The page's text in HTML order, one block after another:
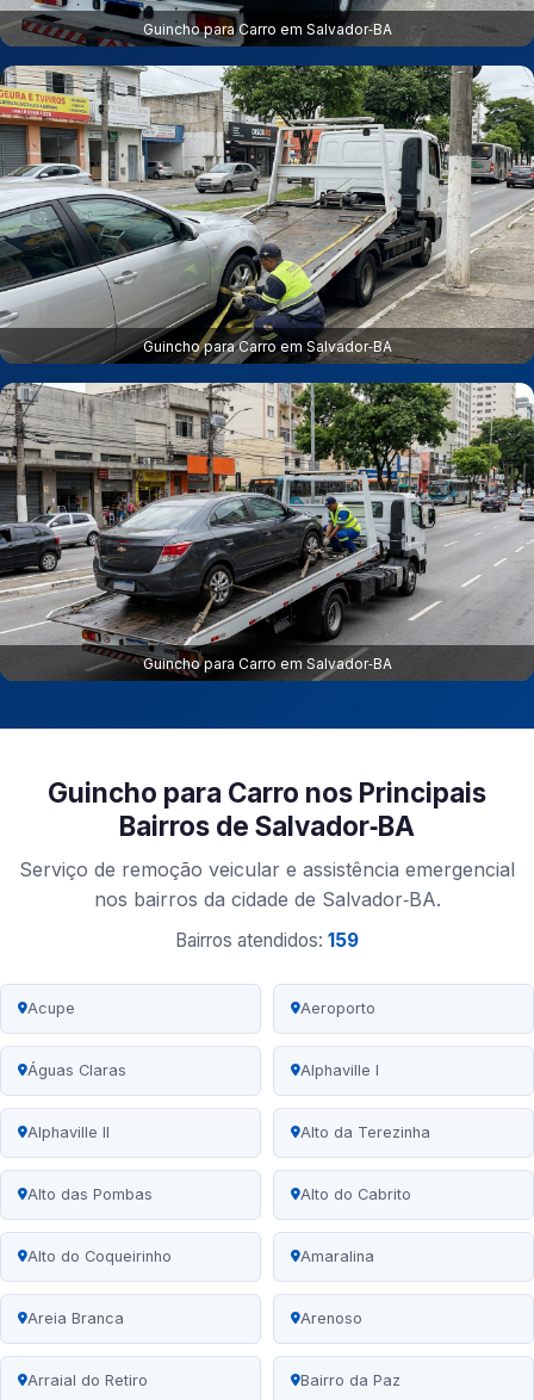
Guincho para Carro em Salvador‑BA
Guincho para Carro em Salvador‑BA
Guincho para Carro em Salvador‑BA
Guincho para Carro nos Principais
Bairros de Salvador‑BA
Serviço de remoção veicular e assistência emergencial
nos bairros da cidade de Salvador‑BA.
Bairros atendidos: 159
Acupe Aeroporto
Águas Claras Alphaville I
Alphaville II Alto da Terezinha
Alto das Pombas Alto do Cabrito
Alto do Coqueirinho Amaralina
Areia Branca Arenoso
Arraial do Retiro Bairro da Paz